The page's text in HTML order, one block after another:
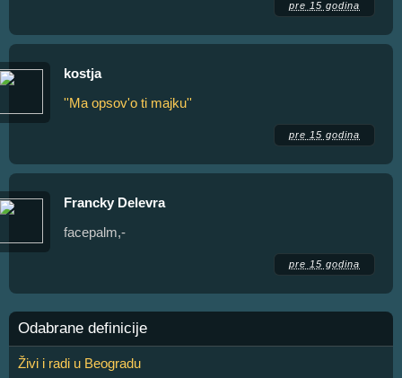
pre 15 godina
kostja
''Ma opsov'o ti majku''
pre 15 godina
Francky Delevra
facepalm,-
pre 15 godina
Odabrane definicije
Živi i radi u Beogradu